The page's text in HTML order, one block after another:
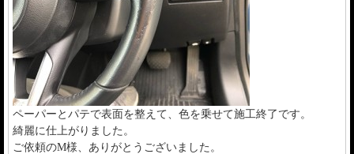
ペーパーとパテで表面を整えて、色を乗せて施工終了です。
綺麗に仕上がりました。
ご依頼のM様、ありがとうございました。